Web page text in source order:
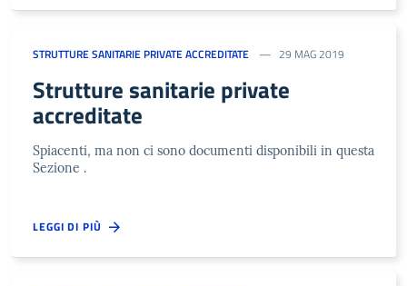
STRUTTURE SANITARIE PRIVATE ACCREDITATE 29 MAG 2019
Strutture sanitarie private
accreditate
Spiacenti, ma non ci sono documenti disponibili in questa
Sezione .
LEGGI DI PIÙ